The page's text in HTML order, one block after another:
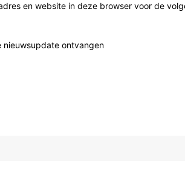
en website in deze browser voor de
nieuwsupdate ontvangen